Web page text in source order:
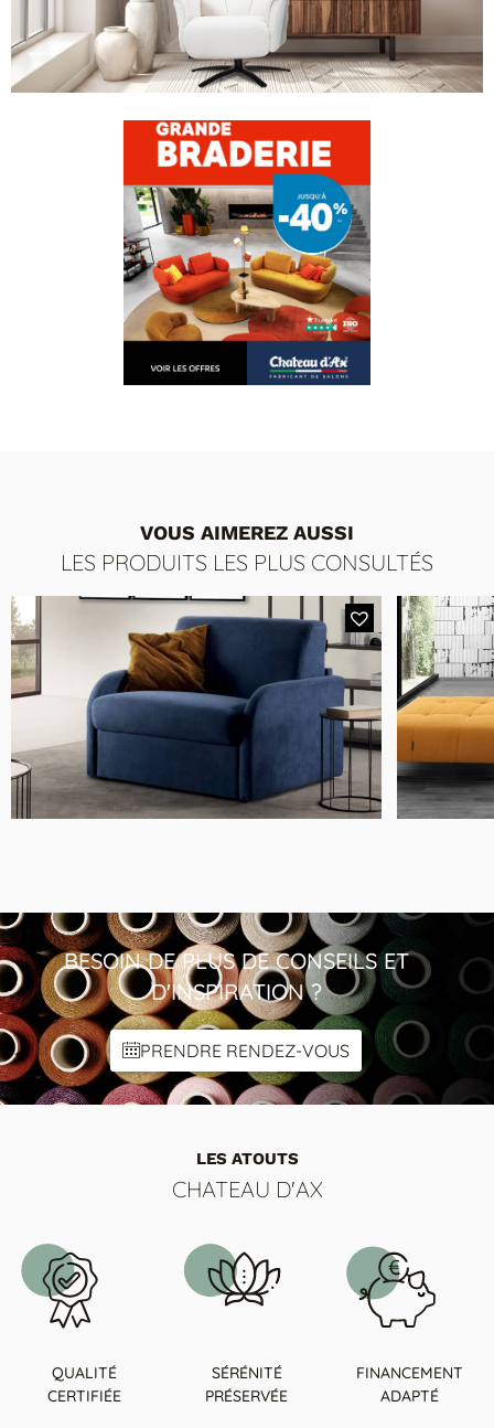
PERSONNALISER VOTRE CANAPÉ
8055 L 8055 M 8055 S
COLORIS 1
Cat 2
Cat 3
Semi
Soleda
COLORIS 2
DECO chrome noirDECO metal noir
VOUS AIMEREZ AUSSI
LES PRODUITS LES PLUS CONSULTÉS
Fauteuil Lit Accoudoirs 8cm
BESOIN DE PLUS DE CONSEILS ET
D'INSPIRATION ?
PRENDRE RENDEZ-VOUS
LES ATOUTS
CHATEAU D'AX
QUALITÉ
CERTIFIÉE
SÉRÉNITÉ
PRÉSERVÉE
FINANCEMENT
ADAPTÉ